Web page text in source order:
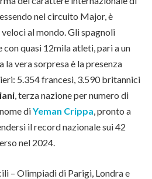
nel circuito Major, è
al mondo. Gli spagnoli
quasi 12mila atleti, pari a un
vera sorpresa è la presenza
5.354 francesi, 3.590 britannici
, terza nazione per numero di
diYeman Crippa, pronto a
il record nazionale sui 42
nel 2024.
– Olimpiadi di Parigi, Londra e